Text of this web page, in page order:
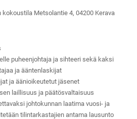
Metsolantie 4, 04200 Kerava
puheenjohtaja ja sihteeri sekä kaksi
ja ääntenlaskijat
ja äänioikeutetut jäsenet
laillisuus ja päätösvaltaisuus
johtokunnan laatima vuosi- ja
tilintarkastajien antama lausunto